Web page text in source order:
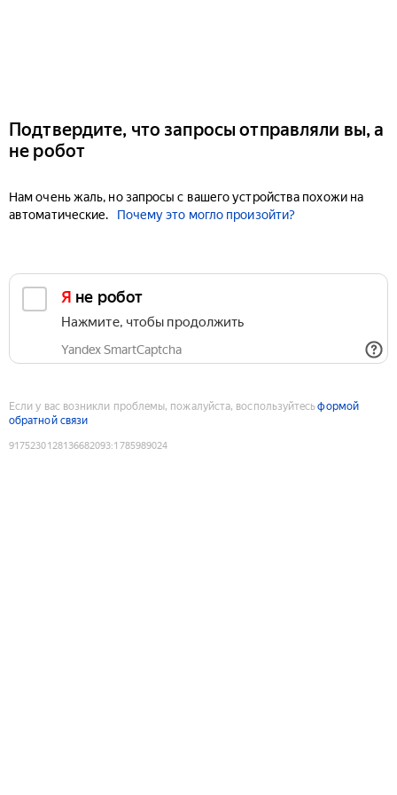
Подтвердите, что запросы отправляли вы, а
не робот
Нам очень жаль, но запросы с вашего устройства похожи на
автоматические.
Почему это могло произойти?
Я не робот
Нажмите, чтобы продолжить
Yandex SmartCaptcha
Если у вас возникли проблемы, пожалуйста, воспользуйтесьформой
обратной связи
9175230128136682093:1785989024